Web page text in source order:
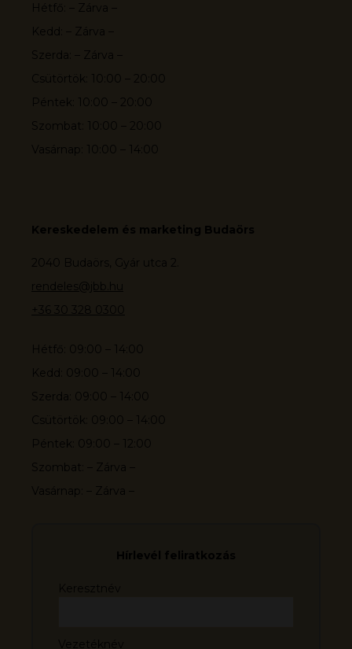
Hétfő: – Zárva –
Kedd: – Zárva –
Szerda: – Zárva –
Csütörtök: 10:00 – 20:00
Péntek: 10:00 – 20:00
Szombat: 10:00 – 20:00
Vasárnap: 10:00 – 14:00
Kereskedelem és marketing Budaörs
2040 Budaörs, Gyár utca 2.
rendeles@jbb.hu
+36 30 328 0300
Hétfő: 09:00 – 14:00
Kedd: 09:00 – 14:00
Szerda: 09:00 – 14:00
Csütörtök: 09:00 – 14:00
Péntek: 09:00 – 12:00
Szombat: – Zárva –
Vasárnap: – Zárva –